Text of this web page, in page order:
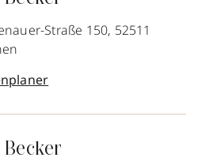
Straße 150, 52511